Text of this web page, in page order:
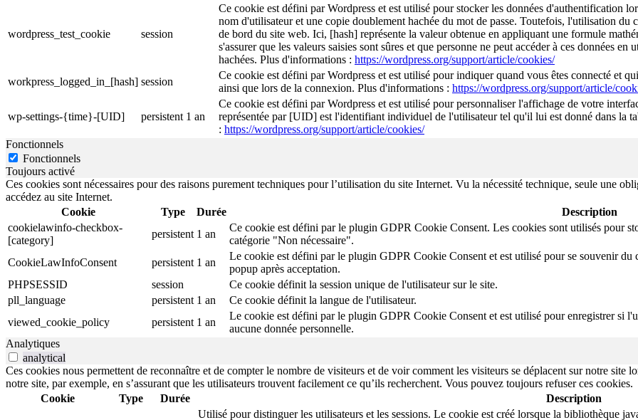
wordpress_test_cookie session
Ce cookie est défini par Wordpress et est utilisé pour stocker les données d'authentification
nom d'utilisateur et une copie doublement hachée du mot de passe. Toutefois, l'utilisation
de bord du site web. Ici, [hash] représente la valeur obtenue en appliquant une formule
s'assurer que les valeurs saisies sont sûres et que personne ne peut accéder à ces données
hachées. Plus d'informations : https://wordpress.org/support/article/cookies/
workpress_logged_in_[hash] session
Ce cookie est défini par Wordpress et est utilisé pour indiquer quand vous êtes connecté et
ainsi que lors de la connexion. Plus d'informations : https://wordpress.org/support/article/
wp-settings-{time}-[UID] persistent 1 an
Ce cookie est défini par Wordpress et est utilisé pour personnaliser l'affichage de votre
représentée par [UID] est l'identifiant individuel de l'utilisateur tel qu'il lui est donné dans la
: https://wordpress.org/support/article/cookies/
Fonctionnels
Fonctionnels
Toujours activé
Ces cookies sont nécessaires pour des raisons purement techniques pour l’utilisation du site Internet. Vu la nécessité technique, seule une
accédez au site Internet.
Cookie
Type Durée
Description
cookielawinfo-checkbox-
[category]
persistent 1 an
Ce cookie est défini par le plugin GDPR Cookie Consent. Les cookies sont utilisés pour
catégorie "Non nécessaire".
CookieLawInfoConsent
persistent 1 an
Le cookie est défini par le plugin GDPR Cookie Consent et est utilisé pour se souvenir
popup après acceptation.
PHPSESSID
session
Ce cookie définit la session unique de l'utilisateur sur le site.
pll_language
persistent 1 an
Ce cookie définit la langue de l'utilisateur.
viewed_cookie_policy
persistent 1 an
Le cookie est défini par le plugin GDPR Cookie Consent et est utilisé pour enregistrer si
aucune donnée personnelle.
Analytiques
analytical
Ces cookies nous permettent de reconnaître et de compter le nombre de visiteurs et de voir comment les visiteurs se déplacent sur notre site
notre site, par exemple, en s’assurant que les utilisateurs trouvent facilement ce qu’ils recherchent. Vous pouvez toujours refuser ces cookies.
Cookie
Type Durée Description
Utilisé pour distinguer les utilisateurs et les sessions. Le cookie est créé lorsque la bibliothèque